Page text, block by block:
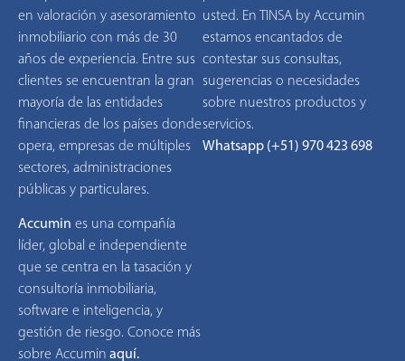
en valoración y asesoramiento
inmobiliario con más de 30
años de experiencia. Entre sus
clientes se encuentran la gran
mayoría de las entidades
financieras de los países donde
opera, empresas de múltiples
sectores, administraciones
públicas y particulares.
Accumin es una compañía
líder, global e independiente
que se centra en la tasación y
consultoría inmobiliaria,
software e inteligencia, y
gestión de riesgo. Conoce más
sobre Accumin aquí.
usted. En TINSA by Accumin
estamos encantados de
contestar sus consultas,
sugerencias o necesidades
sobre nuestros productos y
servicios.
Whatsapp (+51) 970 423 698